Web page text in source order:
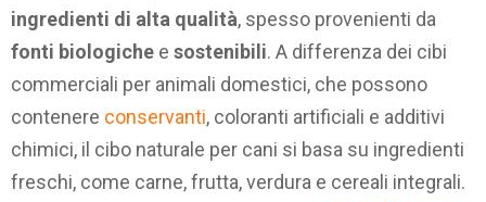
ingredienti di alta qualità, spesso provenienti da
fonti biologiche e sostenibili. A differenza dei cibi
commerciali per animali domestici, che possono
contenere conservanti, coloranti artificiali e additivi
chimici, il cibo naturale per cani si basa su ingredienti
freschi, come carne, frutta, verdura e cereali integrali.